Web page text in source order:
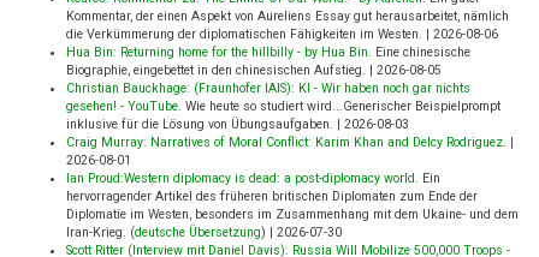
Kommentar, der einen Aspekt von Aureliens Essay gut herausarbeitet, nämlich
die Verkümmerung der diplomatischen Fähigkeiten im Westen.
2026-08-06
Hua Bin: Returning home for the hillbilly - by Hua Bin. Eine chinesische
Biographie, eingebettet in den chinesischen Aufstieg.
2026-08-05
Christian Bauckhage: (Fraunhofer IAIS): KI - Wir haben noch gar nichts
gesehen! - YouTube. Wie heute so studiert wird...Generischer Beispielprompt
inklusive für die Lösung von Übungsaufgaben.
2026-08-03
Craig Murray: Narratives of Moral Conflict: Karim Khan and Delcy Rodriguez.
2026-08-01
Ian Proud:Western diplomacy is dead: a post-diplomacy world . Ein
hervorragender Artikel des früheren britischen Diplomaten zum Ende der
Diplomatie im Westen, besonders im Zusammenhang mit dem Ukaine- und dem
Iran-Krieg. (deutsche Übersetzung)
2026-07-30
Scott Ritter (Interview mit Daniel Davis): Russia Will Mobilize 500,000 Troops -